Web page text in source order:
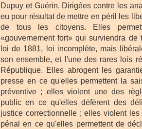
Dupuy et Guérin. Dirigées contre les
eu pour résultat de mettre en péril les
de tous les citoyens. Elles
«gouvernement fort» qui surviendra
loi de 1881, loi incomplète, mais
son ensemble, et l'une des rares lois
République. Elles abrogent les
presse en ce qu'elles permettent la
préventive ; elles violent une des
public en ce qu'elles défèrent des
justice correctionnelle ; elles violent
pénal en ce qu'elles permettent de